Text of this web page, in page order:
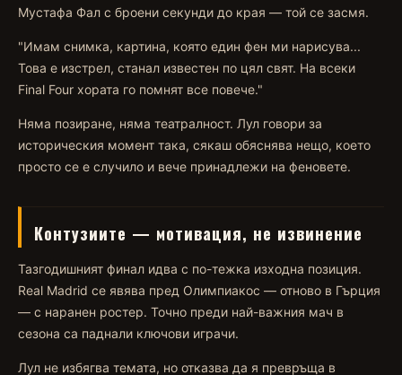
Мустафа Фал с броени секунди до края — той се засмя.
"Имам снимка, картина, която един фен ми нарисува...
Това е изстрел, станал известен по цял свят. На всеки
Final Four хората го помнят все повече."
Няма позиране, няма театралност. Лул говори за
историческия момент така, сякаш обяснява нещо, което
просто се е случило и вече принадлежи на феновете.
Контузиите — мотивация, не извинение
Тазгодишният финал идва с по-тежка изходна позиция.
Real Madrid се явява пред Олимпиакос — отново в Гърция
— с наранен ростер. Точно преди най-важния мач в
сезона са паднали ключови играчи.
Лул не избягва темата, но отказва да я превръща в